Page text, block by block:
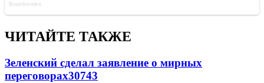
ЧИТАЙТЕ ТАКЖЕ
Зеленский сделал заявление о мирных
переговорах30743